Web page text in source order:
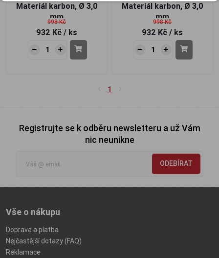
Materiál karbon, Ø 3,0
mm
998 Kč
932 Kč / ks
Materiál karbon, Ø 3,0
mm
998 Kč
932 Kč / ks
1
Registrujte se k odběru newsletteru a už Vám
nic neunikne
ODEBÍRAT
Vše o nákupu
Doprava a platba
Nejčastější dotazy (FAQ)
Reklamace